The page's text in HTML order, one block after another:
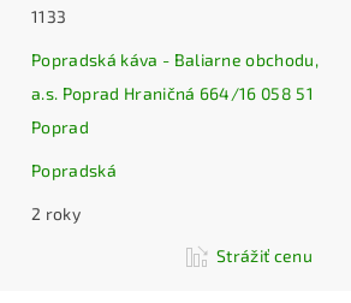
1133
Popradská káva - Baliarne obchodu,
a.s. Poprad Hraničná 664/16 058 51
Poprad
Popradská
2 roky
Strážiť cenu